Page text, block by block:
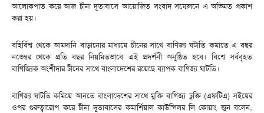
আলোকপাত করে আজ চীনা দূতাবাসে আয়োজিত সংবাদ সম্মেলনে এ অভিমত প্রকাশ
করা হয়।
বহির্বিশ্ব থেকে আমদানি বাড়ানোর মাধ্যমে চীনের সাথে বাণিজ্য ঘটাতি কমাতে এ বছর
নভেম্বর থেকে প্রতি বছর নিয়মিতভাবে এই প্রদর্শনী অনু্ষ্ঠিত হবে। বিশ্বে সর্ববৃহত
বাণিজ্যিক অংশীদার চীনের সাথে বাংলাদেশের রয়েছে ব্যাপক বাণিজ্য ঘাটতি।
বাণিজ্য ঘাটতি কমিয়ে আনতে বাংলাদেশের সাথে মুক্তি বাণিজ্য চুক্তি (এফটিএ) সইয়ের
ওপর গুরুত্বারোপ করে চীনা দূতাবাসের কমার্শিয়াল কাউন্সিলর লি কোয়াং জুন বলেন,